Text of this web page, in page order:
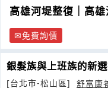
高雄河堤整復｜高
免費詢價
銀髮族與上班族的新
[台北市-松山區]
舒富康